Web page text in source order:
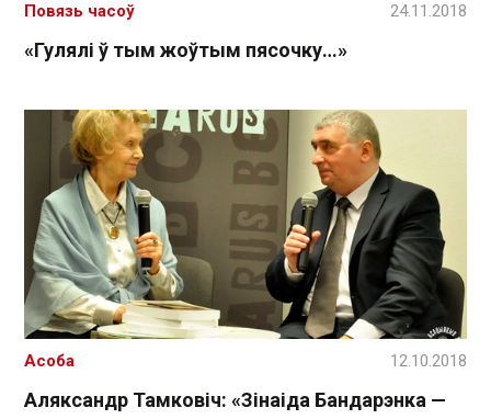
«Гулялі ў тым жоўтым пясочку…»
Повязь часоў 24.11.2018
Аляксандр Тамковіч: «Зінаіда Бандарэнка —
Асоба 12.10.2018